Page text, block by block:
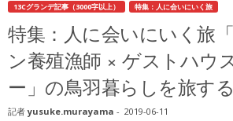
13Cグランデ記事（3000字以上）
特集：人に会いにいく旅
特集：人に会いにいく旅
ン養殖漁師 × ゲストハウ
ー」の鳥羽暮らしを旅する
記者 yusuke.murayama - 2019-06-11